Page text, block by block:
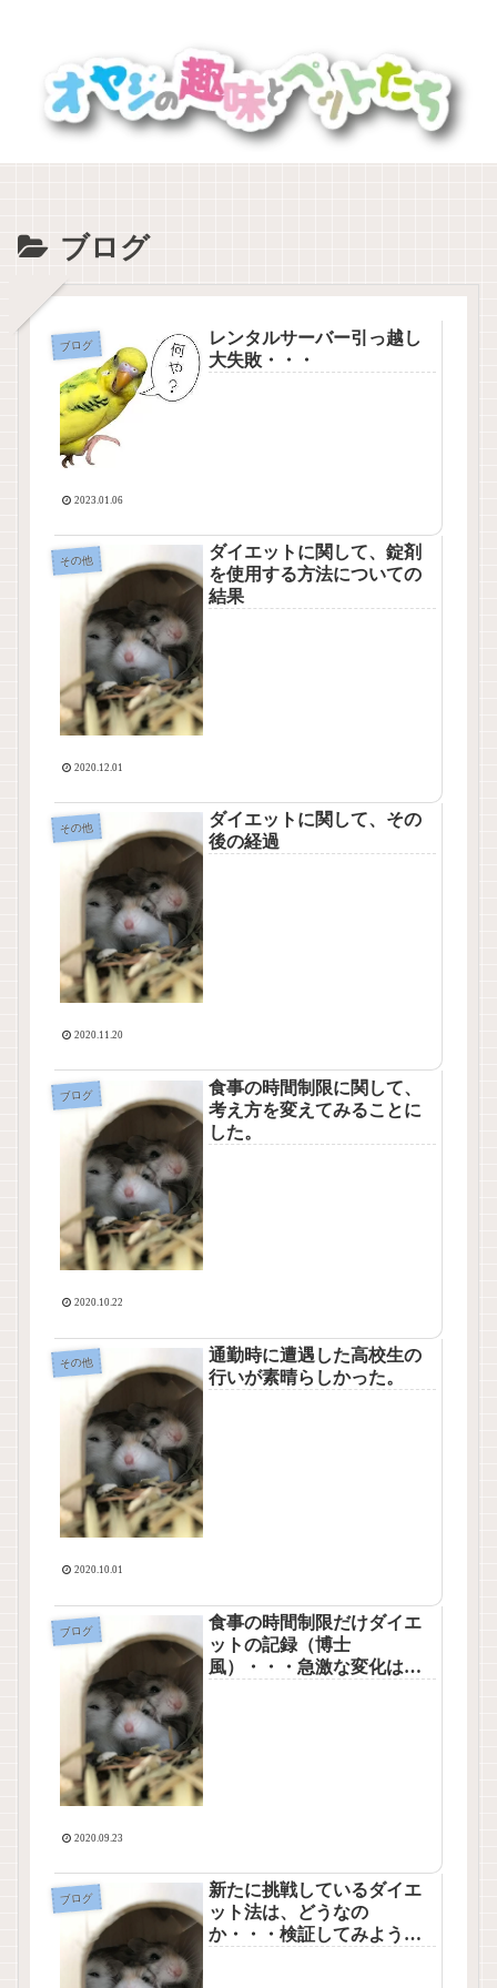
ブログ
ブログ
レンタルサーバー引っ越し
大失敗・・・
2023.01.06
その他
ダイエットに関して、錠剤
を使用する方法についての
結果
2020.12.01
その他
ダイエットに関して、その
後の経過
2020.11.20
ブログ
食事の時間制限に関して、
考え方を変えてみることに
した。
2020.10.22
その他
通勤時に遭遇した高校生の
行いが素晴らしかった。
2020.10.01
ブログ
食事の時間制限だけダイエ
ットの記録（博士
風）・・・急激な変化は無
2020.09.23
ブログ
新たに挑戦しているダイエ
ット法は、どうなの
か・・・検証してみようと